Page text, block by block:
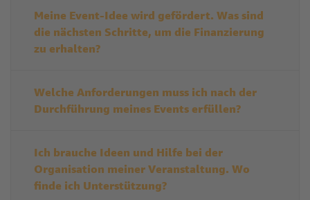
Meine Event-Idee wird gefördert. Was sind
die nächsten Schritte, um die Finanzierung
zu erhalten?
Welche Anforderungen muss ich nach der
Durchführung meines Events erfüllen?
Ich brauche Ideen und Hilfe bei der
Organisation meiner Veranstaltung. Wo
finde ich Unterstützung?